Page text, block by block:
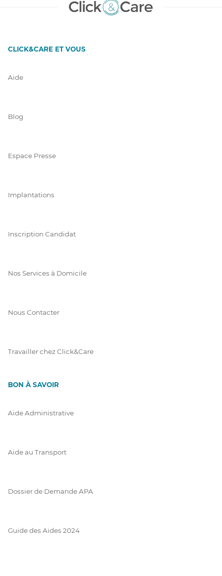
CLICK&CARE ET VOUS
Aide
Blog
Espace Presse
Implantations
Inscription Candidat
Nos Services à Domicile
Nous Contacter
Travailler chez Click&Care
BON À SAVOIR
Aide Administrative
Aide au Transport
Dossier de Demande APA
Guide des Aides 2024